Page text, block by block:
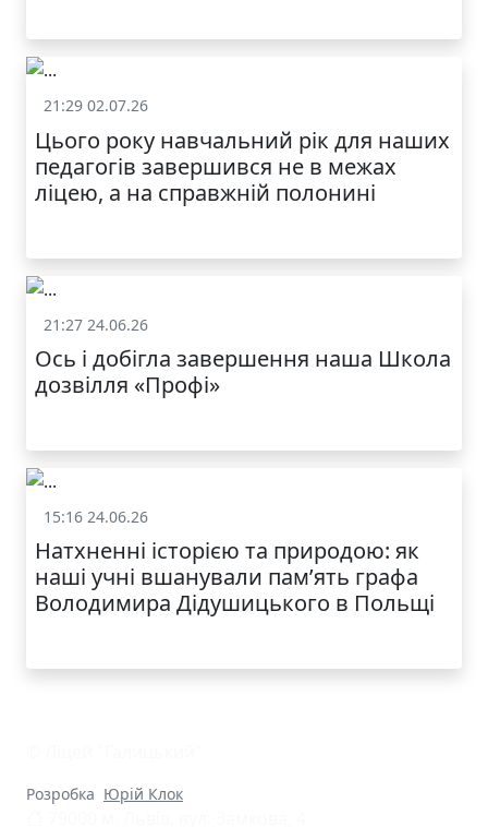
МОДНИЙ ДИТЯЧИЙ
ОДЯГ ПОДОСТУПНІЙ ЦІНІ
21:29 02.07.26
Цього року навчальний рік для наших
педагогів завершився не в межах
ліцею, а на справжній полонині
21:27 24.06.26
Ось і добігла завершення наша Школа
дозвілля «Профі»
15:16 24.06.26
Натхненні історією та природою: як
наші учні вшанували пам’ять графа
Володимира Дідушицького в Польщі
Розробка Юрій Клок